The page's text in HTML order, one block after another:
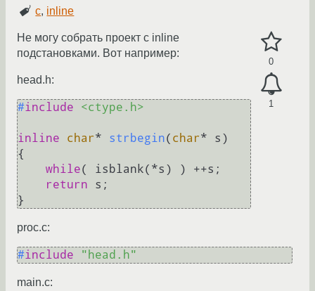
c, inline
0
1
Не могу собрать проект с inline
подстановками. Вот например:
head.h:
#include <ctype.h>
inline char* strbegin( char* s)
{
while( isblank(*s) ) ++s;
return s;
proc.c:
#include "head.h"
main.c: